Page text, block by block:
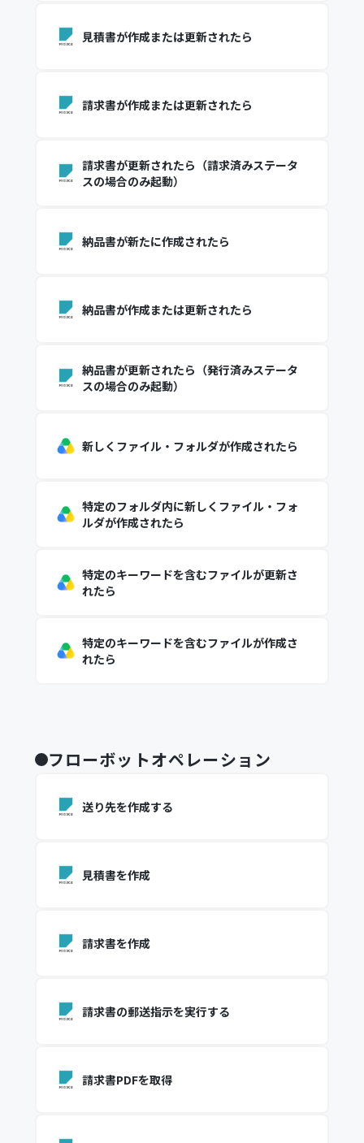
見積書が作成または更新されたら
請求書が作成または更新されたら
請求書が更新されたら（請求済みステータ
スの場合のみ起動）
納品書が新たに作成されたら
納品書が作成または更新されたら
納品書が更新されたら（発行済みステータ
スの場合のみ起動）
新しくファイル・フォルダが作成されたら
特定のフォルダ内に新しくファイル・フォ
ルダが作成されたら
特定のキーワードを含むファイルが更新さ
れたら
特定のキーワードを含むファイルが作成さ
れたら
フローボットオペレーション
送り先を作成する
見積書を作成
請求書を作成
請求書の郵送指示を実行する
請求書PDFを取得